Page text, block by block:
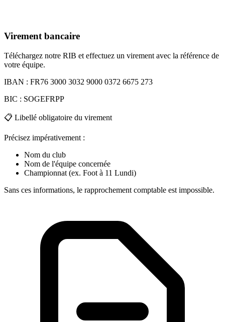
Virement bancaire
Téléchargez notre RIB et effectuez un virement avec la référence de
votre équipe.
IBAN : FR76 3000 3032 9000 0372 6675 273
BIC : SOGEFRPP
📋 Libellé obligatoire du virement
Précisez impérativement :
Nom du club
Nom de l'équipe concernée
Championnat (ex. Foot à 11 Lundi)
Sans ces informations, le rapprochement comptable est impossible.